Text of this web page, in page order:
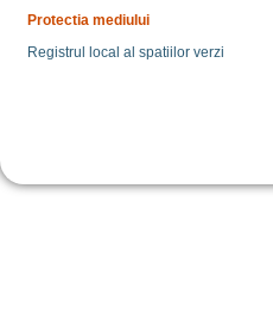
Protectia mediului
Registrul local al spatiilor verzi